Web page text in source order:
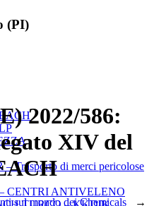
(PI)
Trasporto di merci pericolose
CENTRI ANTIVELENO
2022/586:
XIV del
sul mondo dei Chemicals →